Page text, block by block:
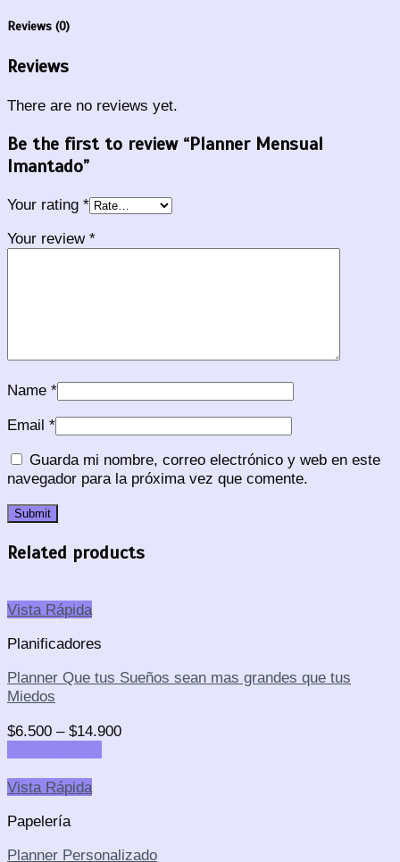
Reviews (0)
Reviews
There are no reviews yet.
Be the first to review “Planner Mensual
Imantado”
Your rating *
Your review *
Name *
Email *
Guarda mi nombre, correo electrónico y web en este
navegador para la próxima vez que comente.
Related products
Vista Rápida
Planificadores
Planner Que tus Sueños sean mas grandes que tus
Miedos
$6.500 – $14.900
Vista Rápida
Papelería
Planner Personalizado